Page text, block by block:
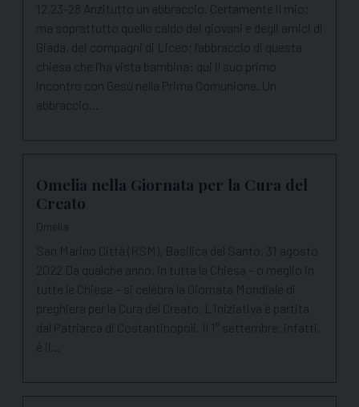
12,23-28 Anzitutto un abbraccio. Certamente il mio;
ma soprattutto quello caldo dei giovani e degli amici di
Giada, dei compagni di Liceo; l’abbraccio di questa
chiesa che l’ha vista bambina: qui il suo primo
incontro con Gesù nella Prima Comunione. Un
abbraccio…
Omelia nella Giornata per la Cura del
Creato
Omelia
San Marino Città (RSM), Basilica del Santo, 31 agosto
2022 Da qualche anno, in tutta la Chiesa – o meglio in
tutte le Chiese – si celebra la Giornata Mondiale di
preghiera per la Cura del Creato. L’iniziativa è partita
dal Patriarca di Costantinopoli. Il 1° settembre, infatti,
è il…